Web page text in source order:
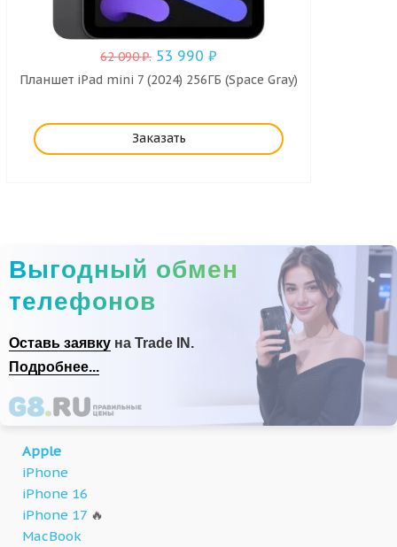
62 090₽. 53 990 ₽
Планшет iPad mini 7 (2024) 256ГБ (Space Gray)
Заказать
Выгодный обмен
телефонов
Оставь заявку на Trade IN.
Подробнее...
Apple
iPhone
iPhone 16
iPhone 17 🔥
MacBook